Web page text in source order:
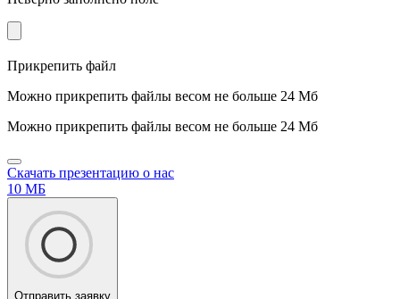
Прикрепить файл
Можно прикрепить файлы весом не больше 24 Мб
Можно прикрепить файлы весом не больше 24 Мб
Скачать презентацию о нас
10 МБ
Отправить заявку